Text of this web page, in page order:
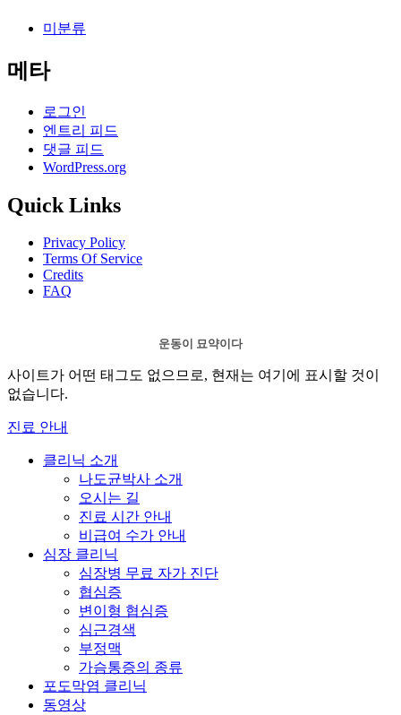
미분류
메타
로그인
엔트리 피드
댓글 피드
WordPress.org
Quick Links
Privacy Policy
Terms Of Service
Credits
FAQ
운동이 묘약이다
사이트가 어떤 태그도 없으므로, 현재는 여기에 표시할 것이
없습니다.
진료 안내
클리닉 소개
나도균박사 소개
오시는 길
진료 시간 안내
비급여 수가 안내
심장 클리닉
심장병 무료 자가 진단
협심증
변이형 협심증
심근경색
부정맥
가슴통증의 종류
포도막염 클리닉
동영상